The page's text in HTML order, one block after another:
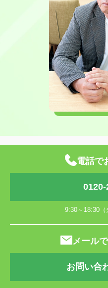
電話で
9:30～18:30（
メール
お問い合